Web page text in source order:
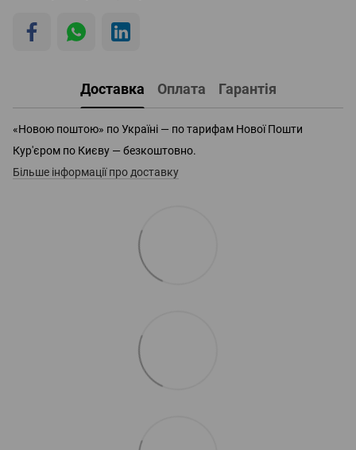
Доставка Оплата Гарантія
«Новою поштою» по Україні — по тарифам Нової Пошти
Кур'єром по Києву — безкоштовно.
Більше інформації про доставку